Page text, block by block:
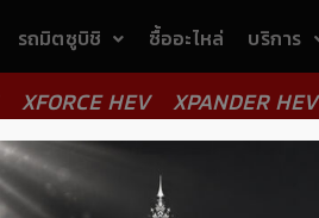
รถมิตซูบิชิ ซื้ออะไหล่ บริการ
XFORCE HEV XPANDER HEV